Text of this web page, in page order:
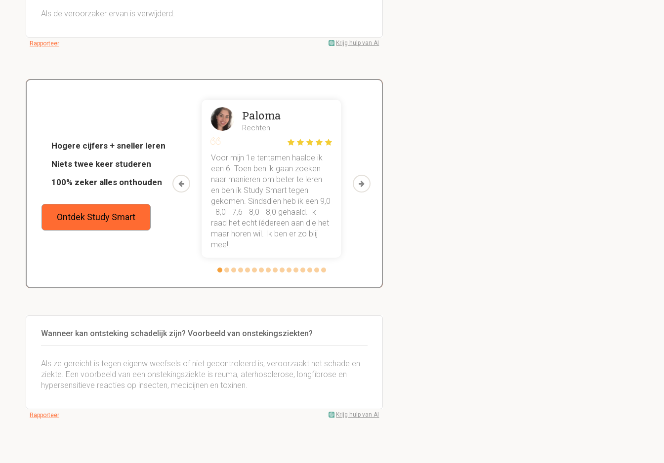
Als de veroorzaker ervan is verwijderd.
Rapporteer Krijg hulp van AI
Hogere cijfers + sneller leren
Niets twee keer studeren
100% zeker alles onthouden
Ontdek Study Smart
jaar al mn examens gehaald en
ook veel betere punten gehaald.
onder de knie, waarmee ik zeker
weet dat ik de rest van mijn studie
Paloma
Rechten
Voor mijn 1e tentamen haalde ik
een 6. Toen ben ik gaan zoeken
naar manieren om beter te leren
en ben ik Study Smart tegen
gekomen. Sindsdien heb ik een 9,0
- 8,0 - 7,6 - 8,0 - 8,0 gehaald. Ik
raad het echt íédereen aan die het
maar horen wil. Ik ben er zo blij
mee!!
vakken. Sinds ik mijn
aantekeningen digitaal maak in
Wanneer kan ontsteking schadelijk zijn? Voorbeeld van onstekingsziekten?
Als ze gereicht is tegen eigenw weefsels of niet gecontroleerd is, veroorzaakt het schade en
ziekte. Een voorbeeld van een onstekingsziekte is reuma, aterhosclerose, longfibrose en
hypersensitieve reacties op insecten, medicijnen en toxinen.
Rapporteer Krijg hulp van AI